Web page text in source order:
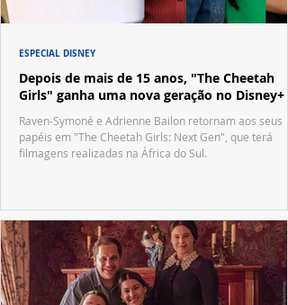
Depois de mais de 15 anos, "The Cheetah
Girls" ganha uma nova geração no Disney+
Raven-Symoné e Adrienne Bailon retornam aos seus
papéis em "The Cheetah Girls: Next Gen", que terá
filmagens realizadas na África do Sul.
ESPECIAL DISNEY